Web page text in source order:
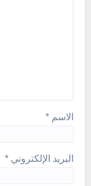
الاسم*
البريد الإلكتروني*